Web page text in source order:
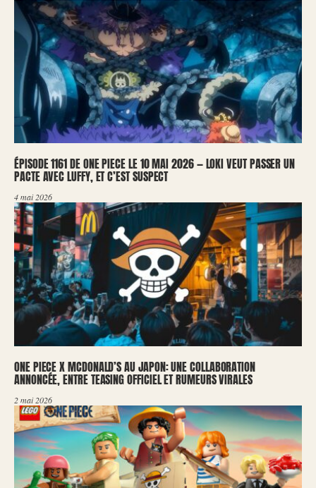
ÉPISODE 1161 DE ONE PIECE LE 10 MAI 2026 — LOKI VEUT PASSER UN
PACTE AVEC LUFFY, ET C’EST SUSPECT
4 mai 2026
ONE PIECE X MCDONALD’S AU JAPON: UNE COLLABORATION
ANNONCÉE, ENTRE TEASING OFFICIEL ET RUMEURS VIRALES
2 mai 2026